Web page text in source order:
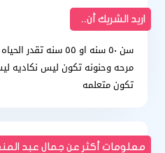
اريد الشريك أن..
سن ٥٠ سنه او ٥٥ سنه
مرحه وحنونه تكون ليس نكاديه
تكون متعلمه
معلومات أكثر عن جمال عبد